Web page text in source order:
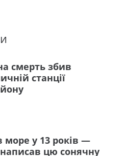
смерть збив
станції
у 13 років —
написав цю сонячну